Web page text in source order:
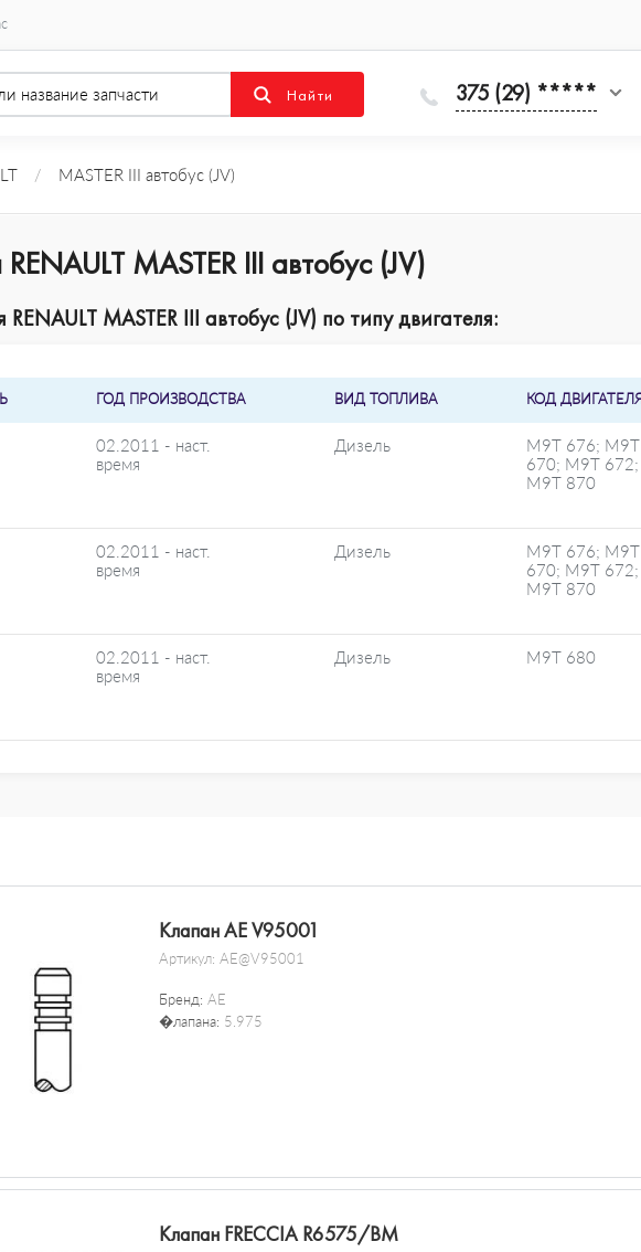
375 (29) *****
/ MASTER III автобус (JV)
MASTER III автобус (JV)
MASTER III автобус (JV) по типу двигателя:
ГОД ПРОИЗВОДСТВА ВИД ТОПЛИВА КОД
02.2011 - наст.
время
Дизель
M9T 676; M9T
670; M9T 672;
M9T 870
02.2011 - наст.
время
Дизель
M9T 676; M9T
670; M9T 672;
M9T 870
02.2011 - наст.
время
Дизель M9T 680
Клапан AE V95001
Артикул: AE@V95001
Бренд: AE
�лапана: 5.975
Клапан FRECCIA R6575/BM